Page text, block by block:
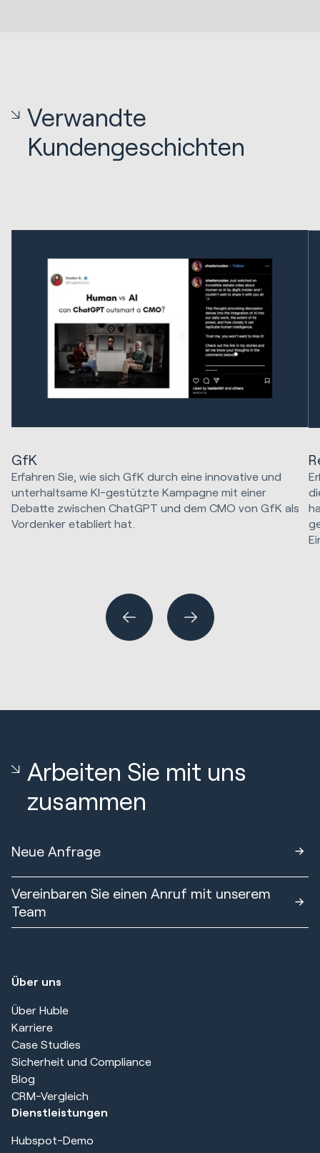
Verwandte
Kundengeschichten
GfK
Erfahren Sie, wie sich GfK durch eine innovative und
unterhaltsame KI-gestützte Kampagne mit einer
Debatte zwischen ChatGPT und dem CMO von GfK als
Vordenker etabliert hat.
Arbeiten Sie mit uns
zusammen
Neue Anfrage
Vereinbaren Sie einen Anruf mit unserem
Team
Über uns
Über Huble
Karriere
Case Studies
Sicherheit und Compliance
Blog
CRM-Vergleich
Dienstleistungen
Hubspot-Demo